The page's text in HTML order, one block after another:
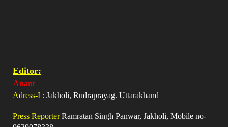
Editor:
Anant
Adress-I : Jakholi, Rudraprayag. Uttarakhand
Press ReporterRamratan Singh Panwar, Jakholi, Mobile no-